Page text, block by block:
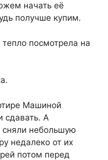
начать её
получше купим.
посмотрела на
Машиной
сдавать. А
небольшую
недалеко от их
потом перед